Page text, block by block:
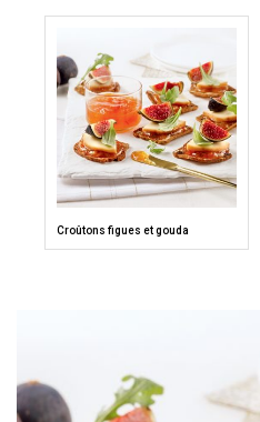
Croûtons figues et gouda